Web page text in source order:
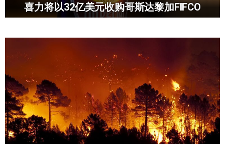
喜力将以32亿美元收购哥斯达黎加FIFCO